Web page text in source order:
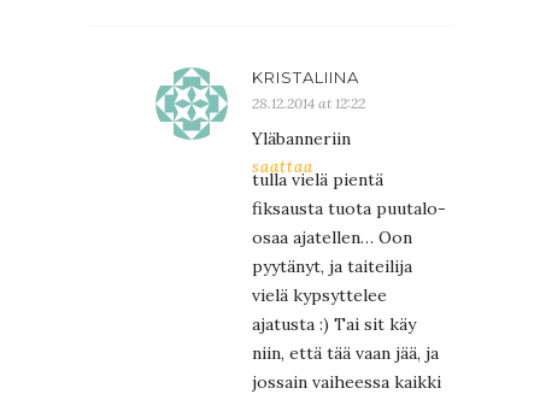
KRISTALIINA
28.12.2014 at 12:22
Yläbanneriin
saattaa
tulla vielä pientä
fiksausta tuota puutalo-
osaa ajatellen… Oon
pyytänyt, ja taiteilija
vielä kypsyttelee
ajatusta :) Tai sit käy
niin, että tää vaan jää, ja
jossain vaiheessa kaikki